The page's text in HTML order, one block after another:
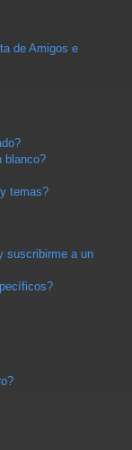
de Amigos e
blanco?
temas?
suscribirme a un